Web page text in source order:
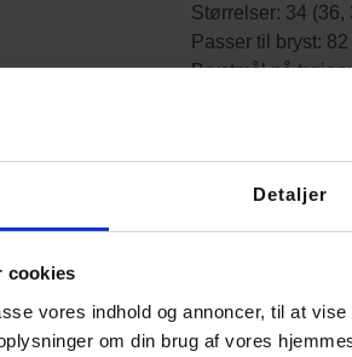
Detaljer
cookies
vores indhold og annoncer, til at
om din brug af vores
Størrelser: 34 (36,
Passer til bryst:
Brystmål på trøjen:
Garnforbrug:A – 1
B – 1 (1, 1, 1, 1)
eller næsten
tydeligt frem.